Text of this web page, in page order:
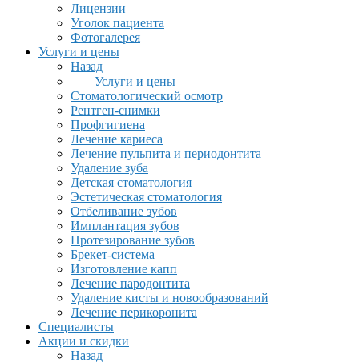
Лицензии
Уголок пациента
Фотогалерея
Услуги и цены
Назад
Услуги и цены
Стоматологический осмотр
Рентген-снимки
Профгигиена
Лечение кариеса
Лечение пульпита и периодонтита
Удаление зуба
Детская стоматология
Эстетическая стоматология
Отбеливание зубов
Имплантация зубов
Протезирование зубов
Брекет-система
Изготовление капп
Лечение пародонтита
Удаление кисты и новообразований
Лечение перикоронита
Специалисты
Акции и скидки
Назад